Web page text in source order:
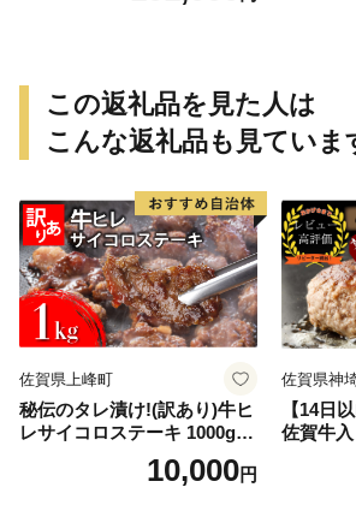
この返礼品を見た人は
こんな返礼品も見ていま
佐賀県上峰町
秘伝のタレ漬け!(訳あり)牛ヒ
レサイコロステーキ 1000g
10,000円
佐賀県神
【14日
佐賀牛
黒毛和